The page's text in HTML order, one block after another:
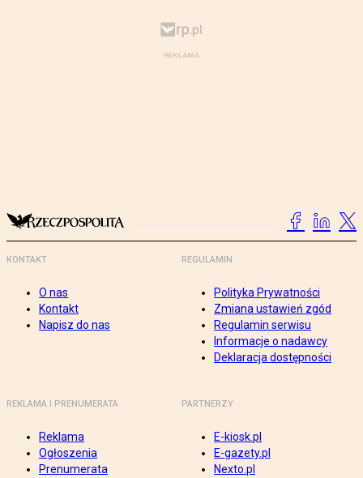
KONTAKT
O nas
Kontakt
Napisz do nas
REGULAMIN
Polityka Prywatności
Zmiana ustawień zgód
Regulamin serwisu
Informacje o nadawcy
Deklaracja dostępności
REKLAMA I PRENUMERATA
Reklama
Ogłoszenia
Prenumerata
PARTNERZY
E-kiosk.pl
E-gazety.pl
Nexto.pl